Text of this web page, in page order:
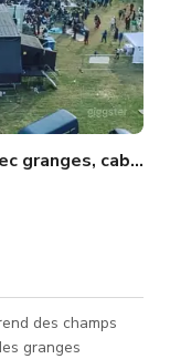
Ferme panoramique de 55 acres avec granges, cabane en rondins et installations pour événements
des champs
granges